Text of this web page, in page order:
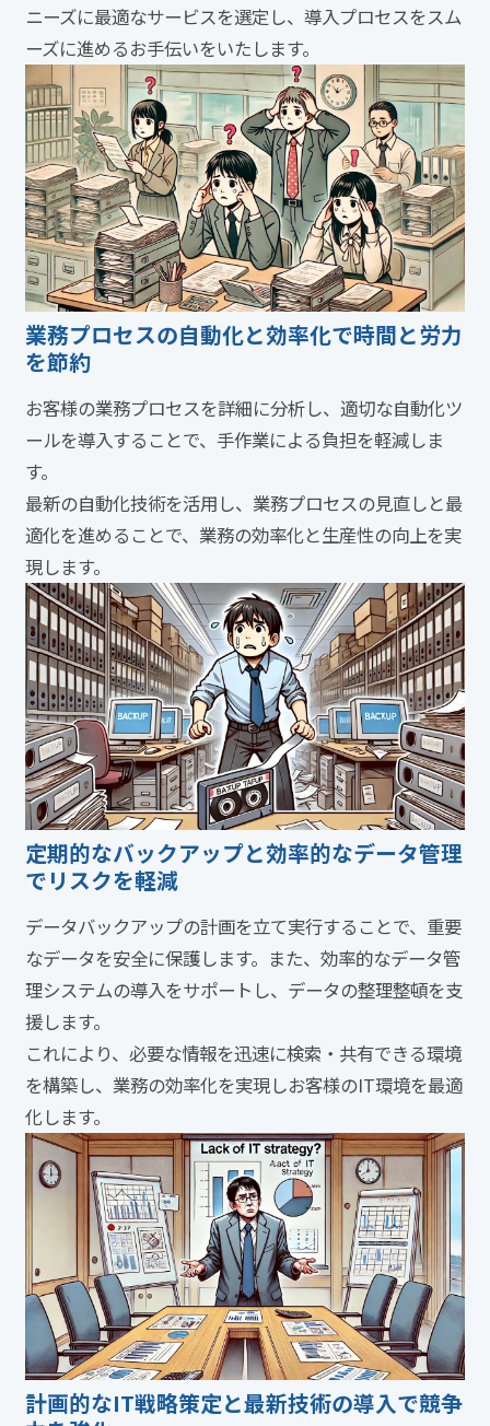
ニーズに最適なサービスを選定し、導入プロセスをスム
ーズに進めるお手伝いをいたします。
業務プロセスの自動化と効率化で時間と労力
を節約
お客様の業務プロセスを詳細に分析し、適切な自動化ツ
ールを導入することで、手作業による負担を軽減しま
す。
最新の自動化技術を活用し、業務プロセスの見直しと最
適化を進めることで、業務の効率化と生産性の向上を実
現します。
定期的なバックアップと効率的なデータ管理
でリスクを軽減
データバックアップの計画を立て実行することで、重要
なデータを安全に保護します。また、効率的なデータ管
理システムの導入をサポートし、データの整理整頓を支
援します。
これにより、必要な情報を迅速に検索・共有できる環境
を構築し、業務の効率化を実現しお客様のIT環境を最適
化します。
計画的なIT戦略策定と最新技術の導入で競争